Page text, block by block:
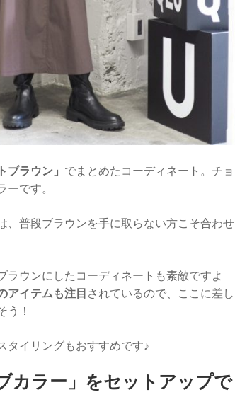
ブラウン」 でまとめたコーディネート。チョ
ーです。
、普段ブラウンを手に取らない方こそ合わせ
ラウンにしたコーディネートも素敵ですよ
アイテムも注目 されているので、ここに差し
う！
タイリングもおすすめです♪
カラー」をセットアップで